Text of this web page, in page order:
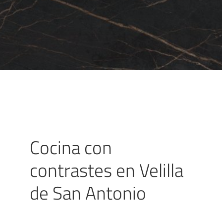
Cocina con
contrastes en Velilla
de San Antonio